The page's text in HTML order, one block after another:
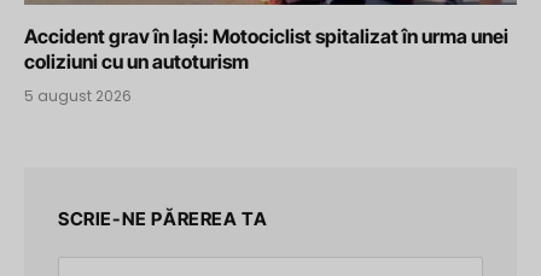
Accident grav în Iași: Motociclist spitalizat în urma unei
coliziuni cu un autoturism
5 august 2026
SCRIE-NE PĂREREA TA